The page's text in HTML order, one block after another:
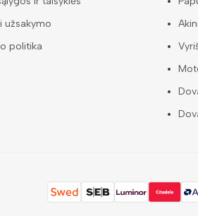
užsakymo
politika